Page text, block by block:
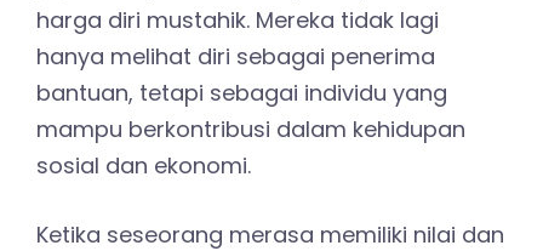
harga diri mustahik. Mereka tidak lagi
hanya melihat diri sebagai penerima
bantuan, tetapi sebagai individu yang
mampu berkontribusi dalam kehidupan
sosial dan ekonomi.
Ketika seseorang merasa memiliki nilai dan